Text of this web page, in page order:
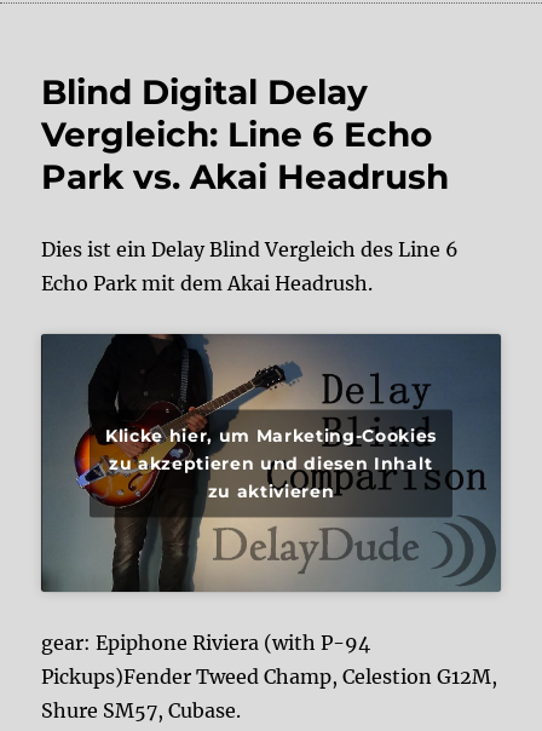
Blind Digital Delay
Vergleich: Line 6 Echo
Park vs. Akai Headrush
Dies ist ein Delay Blind Vergleich des Line 6
Echo Park mit dem Akai Headrush.
Klicke hier, um Marketing-Cookies
zu akzeptieren und diesen Inhalt
zu aktivieren
gear: Epiphone Riviera (with P-94
Pickups)Fender Tweed Champ, Celestion G12M,
Shure SM57, Cubase.